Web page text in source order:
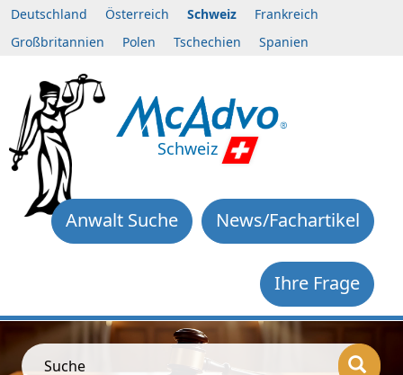
Deutschland Österreich Schweiz
Frankreich
Großbritannien
Polen Tschechien Spanien
Schweiz
News/Fachartikel
Anwalt Suche
Ihre Frage
Suche